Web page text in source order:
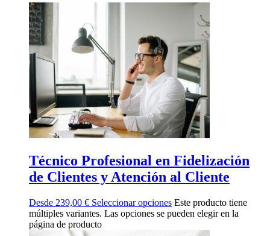
Técnico Profesional en Fidelización
de Clientes y Atención al Cliente
Desde 239,00 € Seleccionar opciones Este producto tiene
múltiples variantes. Las opciones se pueden elegir en la
página de producto